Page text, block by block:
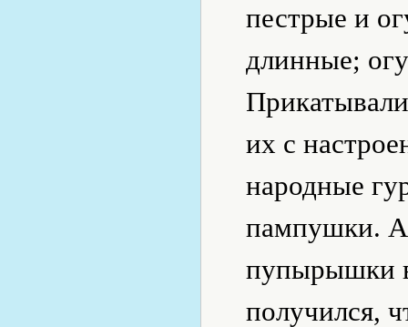
пестрые и
длинные;
их с
народные
пампушки. А
пупырышки
получился,